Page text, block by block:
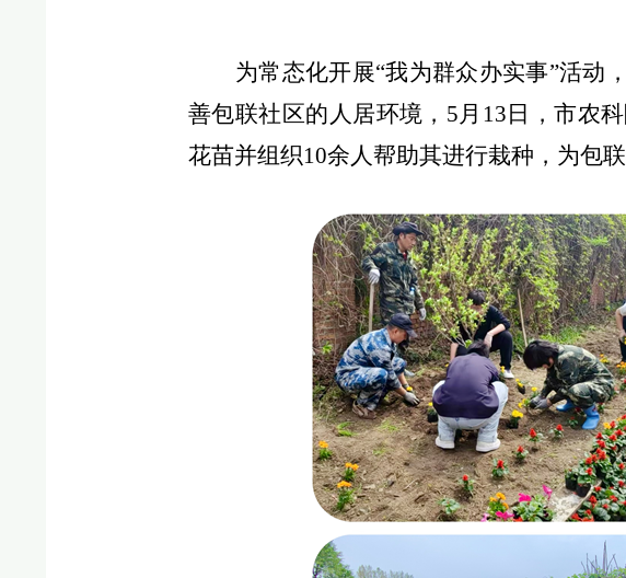
为常态化开展“我为群众办实事”活动
善包联社区的人居环境，5月13日，市农
花苗并组织10余人帮助其进行栽种，为包